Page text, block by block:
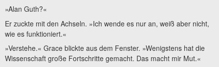
»Alan Guth?«
Er zuckte mit den Achseln. »Ich wende es nur an, weiß aber nicht,
wie es funktioniert.«
»Verstehe.« Grace blickte aus dem Fenster. »Wenigstens hat die
Wissenschaft große Fortschritte gemacht. Das macht mir Mut.«